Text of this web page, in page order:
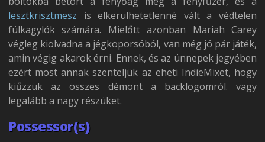
lesztkrisztmesz is elkerülhetetlenné vált a védtelen
fülkagylók számára. Mielőtt azonban Mariah Carey
végleg kiolvadna a jégkoporsóból, van még jó pár játék,
amin végig akarok érni. Ennek, és az ünnepek jegyében
ezért most annak szenteljük az eheti IndieMixet, hogy
kiűzzük az összes démont a backlogomról. vagy
legalább a nagy részüket.
Possessor(s)